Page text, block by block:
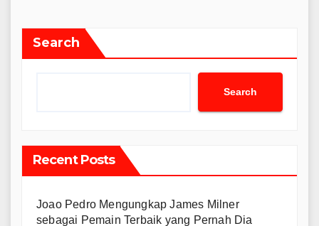
Search
Search
Recent Posts
Joao Pedro Mengungkap James Milner
sebagai Pemain Terbaik yang Pernah Dia